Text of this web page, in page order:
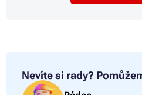
Nevíte si rady?